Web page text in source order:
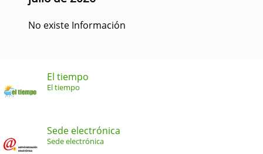
No existe Información
El tiempo
El tiempo
Sede electrónica
Sede electrónica